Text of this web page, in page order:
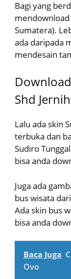
Bagi yang
mendownload
Sumatera).
ada daripada
mendesain
Shd
Lalu ada skin
terbuka dan
Sudiro
bisa anda
Juga ada
bus wisata
Ada skin bus
bisa anda
Baca Juga
Ovo